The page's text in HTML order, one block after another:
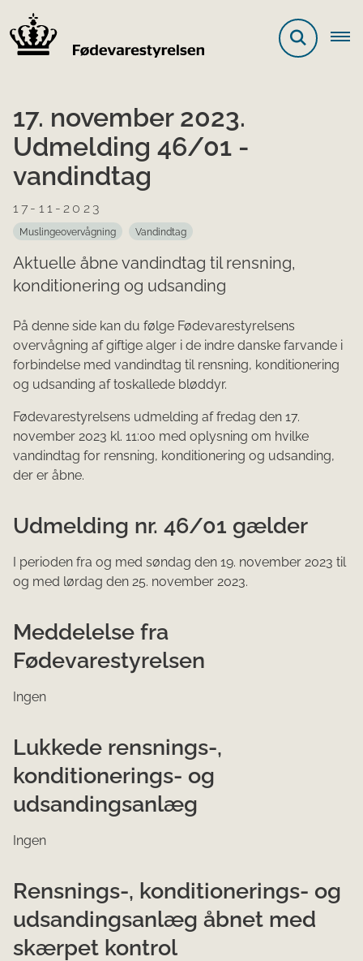
17. november 2023.
Udmelding 46/01 -
vandindtag
17-11-2023
Muslingeovervågning Vandindtag
Aktuelle åbne vandindtag til rensning,
konditionering og udsanding
På denne side kan du følge Fødevarestyrelsens
overvågning af giftige alger i de indre danske farvande i
forbindelse med vandindtag til rensning, konditionering
og udsanding af toskallede bløddyr.
Fødevarestyrelsens ud​melding af fredag den 17.
november 2023 kl. 11:00 med oplysning om hvilke
vandindtag for rensning, konditionering og udsanding,
der er åbne.
Udmelding nr. 46/01 gælder
I perioden fra og med søndag den 19. november 2023 til
og med lørdag den 25. november 2023.​
Meddelelse fra
Fødevarestyrelsen
Ingen
Lukkede rensnings-,
konditionerings- og
udsandingsanlæg
Ingen
Rensnings-, konditionerings- og
udsandingsanlæg åbnet med
skærpet kontrol